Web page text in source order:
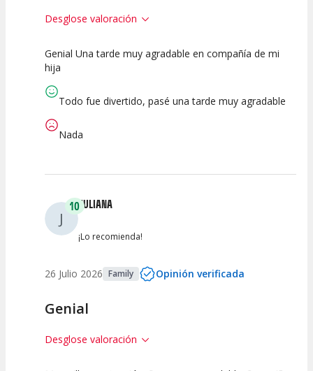
Desglose valoración
10
Espectáculo
10
Escena
10
Genial Una tarde muy agradable en compañía de mi
hija
Todo fue divertido, pasé una tarde muy agradable
Nada
J
10JULIANA
¡Lo recomienda!
26 Julio 2026 Family Opinión verificada
Genial
Desglose valoración